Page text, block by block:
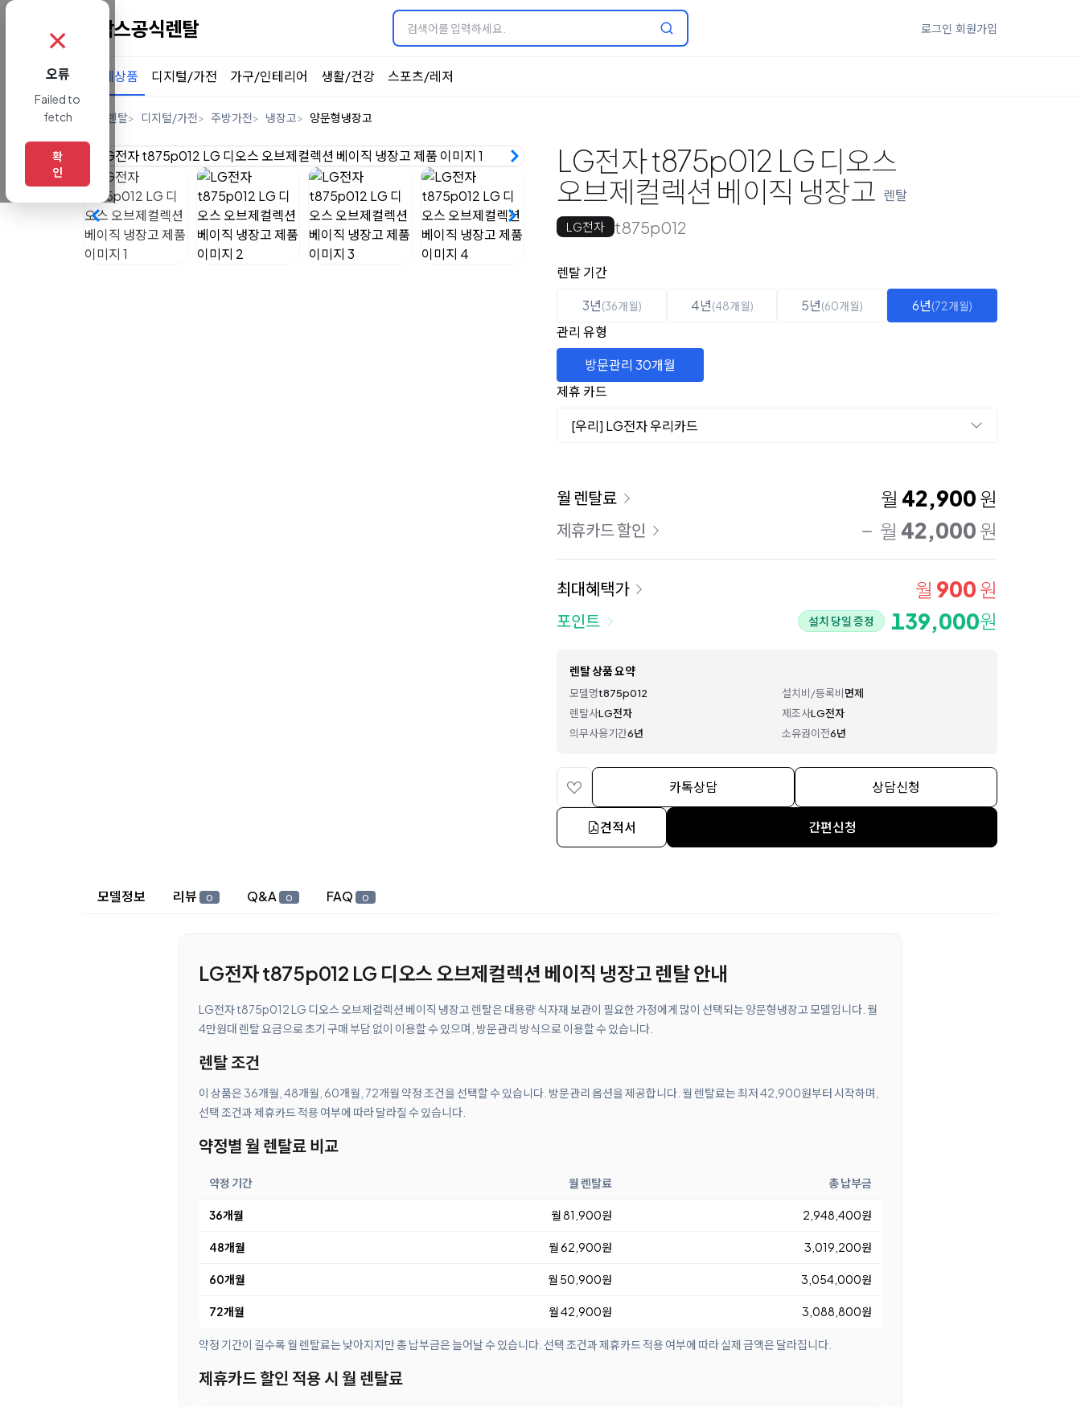
로그인 회원가입
전체상품 디지털/가전 가구/인테리어 생활/건강 스포츠/레저
렌탈 디지털/가전 주방가전 냉장고 양문형냉장고
LG전자 t875p012 LG 디오스
오브제컬렉션 베이직 냉장고 렌탈
LG전자 t875p012
옵션 선택
렌탈 선택
렌탈 기간
3년(36개월) 4년(48개월) 5년(60개월) 6년(72개월)
관리 유형
방문관리 30개월
제휴 카드
[우리] LG전자 우리카드
이용 요금
월 렌탈료 월 42,900 원
제휴카드 할인 월 42,000 원
최대혜택가 월 900 원
포인트 설치 당일 증정 139,000원
렌탈 상품 요약
모델명t875p012 설치비/등록비면제
렌탈사LG전자 제조사LG전자
의무사용기간6년 소유권이전6년
카톡상담 상담신청
견적서 간편신청
상세 정보
모델정보 리뷰 0 Q&A 0 FAQ 0
LG전자 t875p012 LG 디오스 오브제컬렉션 베이직 냉장고 렌탈 안내
LG전자 t875p012 LG 디오스 오브제컬렉션 베이직 냉장고 렌탈은 대용량 식자재 보관이 필요한 가정에게 많이 선택되는 양문형냉장고 모델입니다. 월
4만원대 렌탈 요금으로 초기 구매 부담 없이 이용할 수 있으며, 방문관리 방식으로 이용할 수 있습니다.
렌탈 조건
이 상품은 36개월, 48개월, 60개월, 72개월 약정 조건을 선택할 수 있습니다. 방문관리 옵션을 제공합니다. 월 렌탈료는 최저 42,900원부터 시작하며,
선택 조건과 제휴카드 적용 여부에 따라 달라질 수 있습니다.
약정별 월 렌탈료 비교
약정 기간 월 렌탈료 총 납부금
36개월 월 81,900원 2,948,400원
48개월 월 62,900원 3,019,200원
60개월 월 50,900원 3,054,000원
72개월 월 42,900원 3,088,800원
약정 기간이 길수록 월 렌탈료는 낮아지지만 총 납부금은 늘어날 수 있습니다. 선택 조건과 제휴카드 적용 여부에 따라 실제 금액은 달라집니다.
제휴카드 할인 적용 시 월 렌탈료
✗
오류
Failed to
fetch
확
인